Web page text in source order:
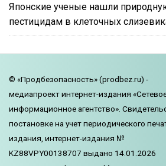
Японские ученые нашли
пестицидам в клеточных
© «Продбезопасность» (prodbez.ru) -
медиапроект интернет-издания
информационное агентство».
постановке на учет периодического
издания, интернет-издания №
KZ88VPY00138707 выдано 14.01.2026